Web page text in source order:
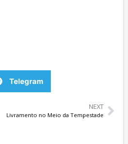
Telegram
NEXT
Livramento no Meio da Tempestade